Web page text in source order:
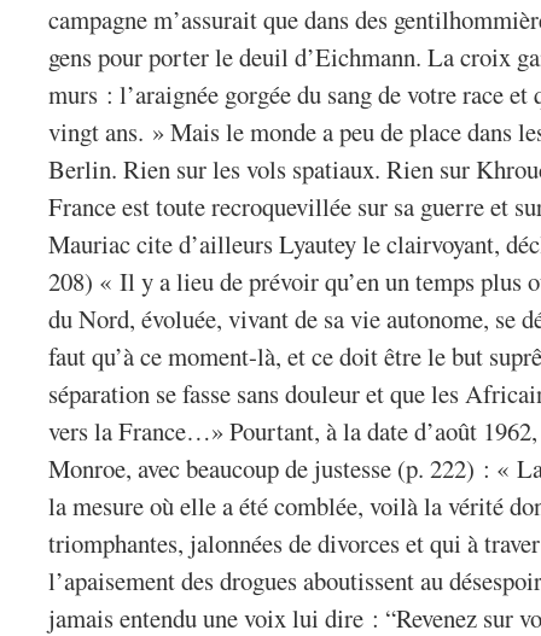
campagne m’assurait que dans des
gens pour porter le deuil d’Eichmann. La croix
murs : l’araignée gorgée du sang de votre race
vingt ans. » Mais le monde a peu de place dans
Berlin. Rien sur les vols spatiaux. Rien sur
France est toute recroquevillée sur sa guerre et
Mauriac cite d’ailleurs Lyautey le clairvoyant,
208) « Il y a lieu de prévoir qu’en un temps plus
du Nord, évoluée, vivant de sa vie autonome, se
faut qu’à ce moment-là, et ce doit être le but
séparation se fasse sans douleur et que les
vers la France…» Pourtant, à la date d’août
Monroe, avec beaucoup de justesse (p. 222) : «
la mesure où elle a été comblée, voilà la vérité
triomphantes, jalonnées de divorces et qui à
l’apaisement des drogues aboutissent au
jamais entendu une voix lui dire : “Revenez sur